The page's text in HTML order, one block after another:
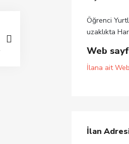
Öğrenci
uzaklıkta
Web
İlana ait Web
İlan